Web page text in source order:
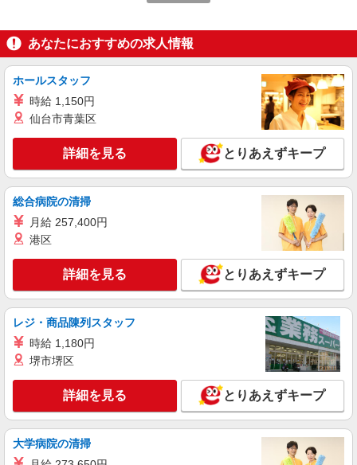
度◆誕生日ギフト制度◆懇親会（会社負担）◆ベ
ス）◆自社の健康保険組合（低保険料率、無料予
防接種、各種保健活動） ※残業代支給 ★交通費全
額支給 ゜+゜・。○。・゜+゜・。○。・゜+゜ 入
インセンティブ支給(規定有) ゜・。○。・゜
キープ 詳細を見る
紹介予定派遣
株式会社シエロ
人気機種に詳しくなれる携帯販売
時給1600円〜 ※別途インセンティブ、職能評
価制度あり ※残業代支給 ★交通費別途支給（規定
あり） ゜+゜・。○。・゜+゜・。○。・゜+゜ 入
社祝い金10万円支給(規定有) お友達を紹介頂くと,
可能（規程有）★ ゜・。○。・゜+゜・。○。・゜
+゜
岐阜県本巣市の家電量販店
キープ 詳細を見る
紹介予定派遣
株式会社シエロ
【ソフトバンク】の店舗スタッフ
月給207900円〜260200円（経験・能力によ
月・実績最高5.4カ月分） 未経験から入社半年で
年収400万円以上への昇給実績あり ※残業代支給
+゜・。○。・゜+゜ 入社祝い金10万円支給(規定
有) ゜・。○。・゜+゜・。○。・゜+゜
岐阜県本巣市のsoftbankショップ
詳細を見る
紹介予定派遣
株式会社シエロ
月給205379円〜235844円（経験・能力によ
あなたにおすすめの求人情報
ホールスタッフ
時給 1,150円
仙台市青葉区
詳細を見る とりあえずキープ
総合病院の清掃
月給 257,400円
港区
詳細を見る とりあえずキープ
レジ・商品陳列スタッフ
時給 1,180円
堺市堺区
詳細を見る とりあえずキープ
大学病院の清掃